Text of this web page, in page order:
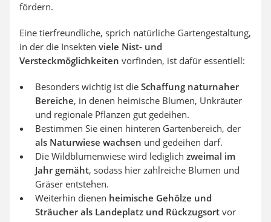
fördern.
Eine tierfreundliche, sprich natürliche Gartengestaltung,
in der die Insekten viele Nist- und
Versteckmöglichkeiten vorfinden, ist dafür essentiell:
Besonders wichtig ist die Schaffung naturnaher
Bereiche, in denen heimische Blumen, Unkräuter
und regionale Pflanzen gut gedeihen.
Bestimmen Sie einen hinteren Gartenbereich, der
als Naturwiese wachsen und gedeihen darf.
Die Wildblumenwiese wird lediglich zweimal im
Jahr gemäht, sodass hier zahlreiche Blumen und
Gräser entstehen.
Weiterhin dienen heimische Gehölze und
Sträucher als Landeplatz und Rückzugsort vor